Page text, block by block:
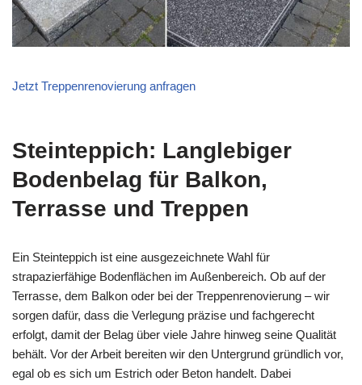
Jetzt Treppenrenovierung anfragen
Steinteppich: Langlebiger
Bodenbelag für Balkon,
Terrasse und Treppen
Ein Steinteppich ist eine ausgezeichnete Wahl für
strapazierfähige Bodenflächen im Außenbereich. Ob auf der
Terrasse, dem Balkon oder bei der Treppenrenovierung – wir
sorgen dafür, dass die Verlegung präzise und fachgerecht
erfolgt, damit der Belag über viele Jahre hinweg seine Qualität
behält. Vor der Arbeit bereiten wir den Untergrund gründlich vor,
egal ob es sich um Estrich oder Beton handelt. Dabei